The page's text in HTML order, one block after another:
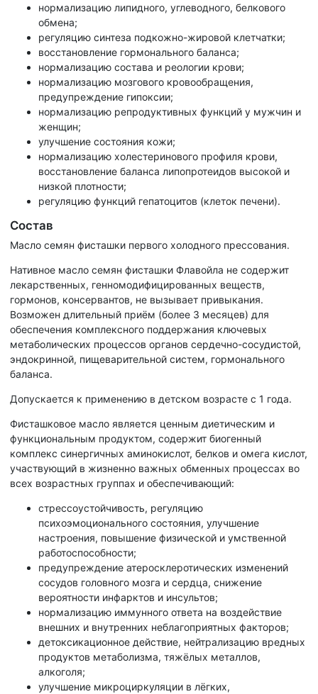
нормализацию липидного, углеводного, белкового
обмена;
регуляцию синтеза подкожно-жировой клетчатки;
восстановление гормонального баланса;
нормализацию состава и реологии крови;
нормализацию мозгового кровообращения,
предупреждение гипоксии;
нормализацию репродуктивных функций у мужчин и
женщин;
улучшение состояния кожи;
нормализацию холестеринового профиля крови,
восстановление баланса липопротеидов высокой и
низкой плотности;
регуляцию функций гепатоцитов (клеток печени).
Состав
Масло семян фисташки первого холодного прессования.
Нативное масло семян фисташки Флавойла не содержит
лекарственных, генномодифицированных веществ,
гормонов, консервантов, не вызывает привыкания.
Возможен длительный приём (более 3 месяцев) для
обеспечения комплексного поддержания ключевых
метаболических процессов органов сердечно-сосудистой,
эндокринной, пищеварительной систем, гормонального
баланса.
Допускается к применению в детском возрасте с 1 года.
Фисташковое масло является ценным диетическим и
функциональным продуктом, содержит биогенный
комплекс синергичных аминокислот, белков и омега кислот,
участвующий в жизненно важных обменных процессах во
всех возрастных группах и обеспечивающий:
стрессоустойчивость, регуляцию
психоэмоционального состояния, улучшение
настроения, повышение физической и умственной
работоспособности;
предупреждение атеросклеротических изменений
сосудов головного мозга и сердца, снижение
вероятности инфарктов и инсультов;
нормализацию иммунного ответа на воздействие
внешних и внутренних неблагоприятных факторов;
детоксикационное действие, нейтрализацию вредных
продуктов метаболизма, тяжёлых металлов,
алкоголя;
улучшение микроциркуляции в лёгких,